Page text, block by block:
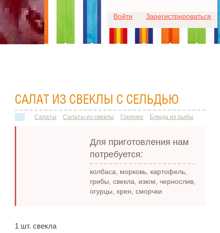
Войти Зарегистрироваться
САЛАТ ИЗ СВЕКЛЫ С СЕЛЬДЬЮ
Салаты Салаты из свеклы Горячее Блюда из рыбы
Для приготовления нам
потребуется:
колбаса, морковь, картофель,
грибы, свекла, изюм, чернослив,
огурцы, хрен, сморчки
1 шт. свекла
Для любых предложений по